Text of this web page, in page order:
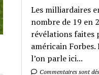
Les milliardaires
nombre de 19 en
révélations faites
américain
l’on parle ici...
Commentaires sont